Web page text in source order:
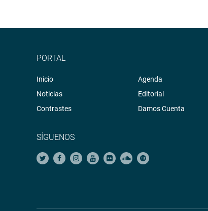
PORTAL
Inicio
Noticias
Contrastes
Agenda
Editorial
Damos Cuenta
SÍGUENOS